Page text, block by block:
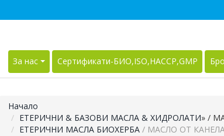
За нас Сертификати-БИО,ISO,HACCP,GMP
Начало
ЕТЕРИЧНИ & БАЗОВИ МАСЛА & ХИДРОЛАТИ» /
ЕТЕРИЧНИ МАСЛА БИОХЕРБА / МАСЛО ОТ КАНЕЛА,